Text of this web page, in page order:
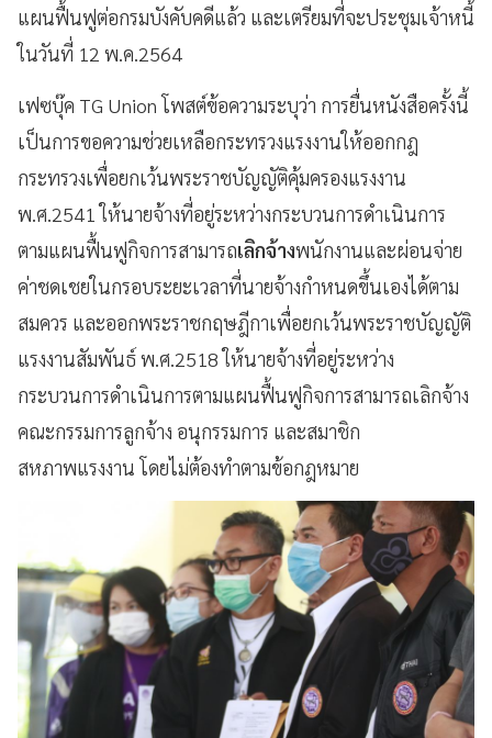
แผนฟื้นฟูต่อกรมบังคับคดีแล้ว และเตรียมที่จะประชุมเจ้าหนี้
ในวันที่ 12 พ.ค.2564
เฟซบุ๊ค TG Union โพสต์ข้อความระบุว่า การยื่นหนังสือครั้งนี้
เป็นการขอความช่วยเหลือกระทรวงแรงงานให้ออกกฎ
กระทรวงเพื่อยกเว้นพระราชบัญญัติคุ้มครองแรงงาน
พ.ศ.2541 ให้นายจ้างที่อยู่ระหว่างกระบวนการดำเนินการ
ตามแผนฟื้นฟูกิจการสามารถเลิกจ้างพนักงานและผ่อนจ่าย
ค่าชดเชยในกรอบระยะเวลาที่นายจ้างกำหนดขึ้นเองได้ตาม
สมควร และออกพระราชกฤษฎีกาเพื่อยกเว้นพระราชบัญญัติ
แรงงานสัมพันธ์ พ.ศ.2518 ให้นายจ้างที่อยู่ระหว่าง
กระบวนการดำเนินการตามแผนฟื้นฟูกิจการสามารถเลิกจ้าง
คณะกรรมการลูกจ้าง อนุกรรมการ และสมาชิก
สหภาพแรงงาน โดยไม่ต้องทำตามข้อกฎหมาย